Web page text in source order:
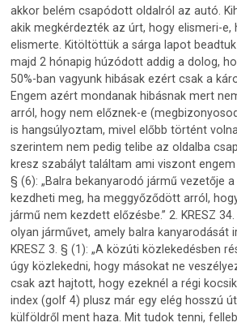
akkor belém csapódott oldalról az autó.
akik megkérdezték az úrt, hogy elismeri-e,
elismerte. Kitöltöttük a sárga lapot
majd 2 hónapig húzódott addig a dolog,
50%-ban vagyunk hibásak ezért csak a
Engem azért mondanak hibásnak mert
arról, hogy nem előznek-e
is hangsúlyoztam, mivel előbb történt
szerintem nem pedig telibe az oldalba
kresz szabályt találtam ami viszont engem
§ (6): „Balra bekanyarodó jármű vezetője
kezdheti meg, ha meggyőződött arról,
jármű nem kezdett előzésbe.” 2. KRESZ
olyan járművet, amely balra kanyarodását
KRESZ 3. § (1): „A közúti közlekedésben
úgy közlekedni, hogy másokat ne
csak azt hajtott, hogy ezeknél a régi
index (golf 4) plusz már egy elég hosszú
külföldről ment haza. Mit tudok tenni,